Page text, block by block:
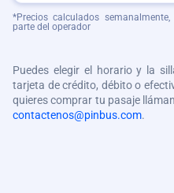
*Precios calculados
parte del operador
Puedes elegir el horario y la
tarjeta de crédito, débito o
quieres comprar tu pasaje
contactenos@pinbus.com.